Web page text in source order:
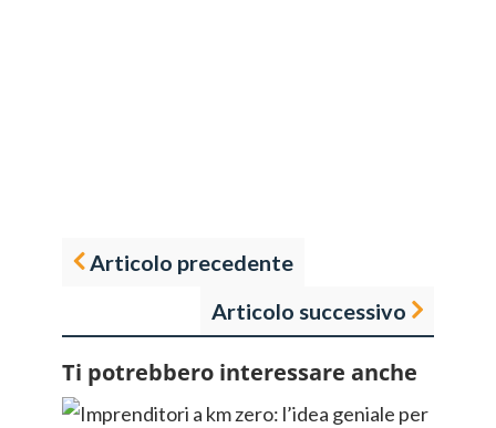
Articolo precedente
Articolo successivo
Ti potrebbero interessare anche